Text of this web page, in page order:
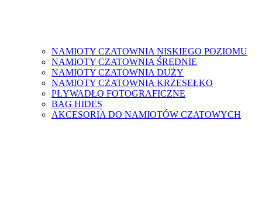
NAMIOTY CZATOWNIA NISKIEGO POZIOMU
NAMIOTY CZATOWNIA ŚREDNIE
NAMIOTY CZATOWNIA DUŻY
NAMIOTY CZATOWNIA KRZESEŁKO
PŁYWADŁO FOTOGRAFICZNE
BAG HIDES
AKCESORIA DO NAMIOTÓW CZATOWYCH